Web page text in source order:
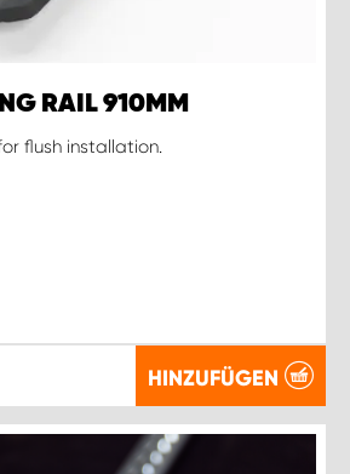
RAIL 910MM
flush installation.
HINZUFÜGEN